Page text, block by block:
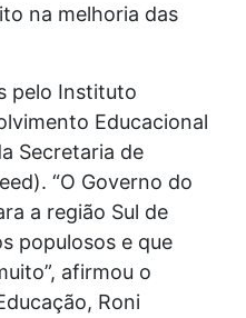
na melhoria das
pelo Instituto
Educacional
Secretaria de
“O Governo do
a região Sul de
populosos e que
afirmou o
Roni